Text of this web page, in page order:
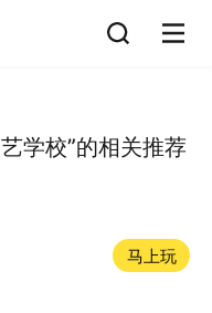
学校”的相关推荐
马上玩